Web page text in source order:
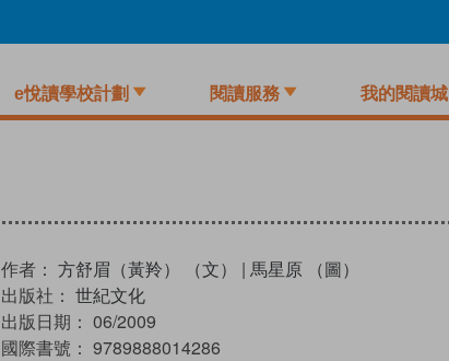
e悅讀學校計劃 閱讀服務 我的閱讀城
作者： 方舒眉（黃羚） （文） | 馬星原 （圖）
出版社： 世紀文化
出版日期： 06/2009
國際書號： 9789888014286